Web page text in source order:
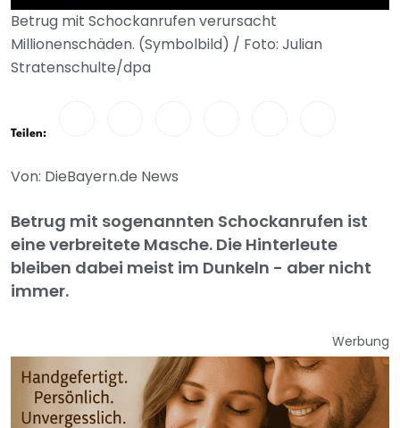
Betrug mit Schockanrufen verursacht
Millionenschäden. (Symbolbild) / Foto: Julian
Stratenschulte/dpa
Teilen:
Von: DieBayern.de News
Betrug mit sogenannten Schockanrufen ist
eine verbreitete Masche. Die Hinterleute
bleiben dabei meist im Dunkeln - aber nicht
immer.
Werbung